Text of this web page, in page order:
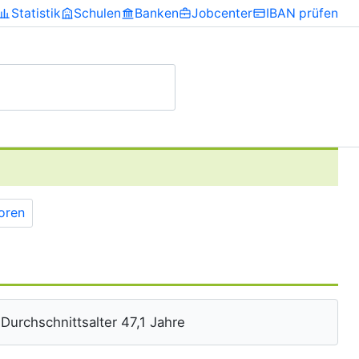
Statistik Schulen Banken Jobcenter IBAN prüfen
Durchschnittsalter 47,1 Jahre